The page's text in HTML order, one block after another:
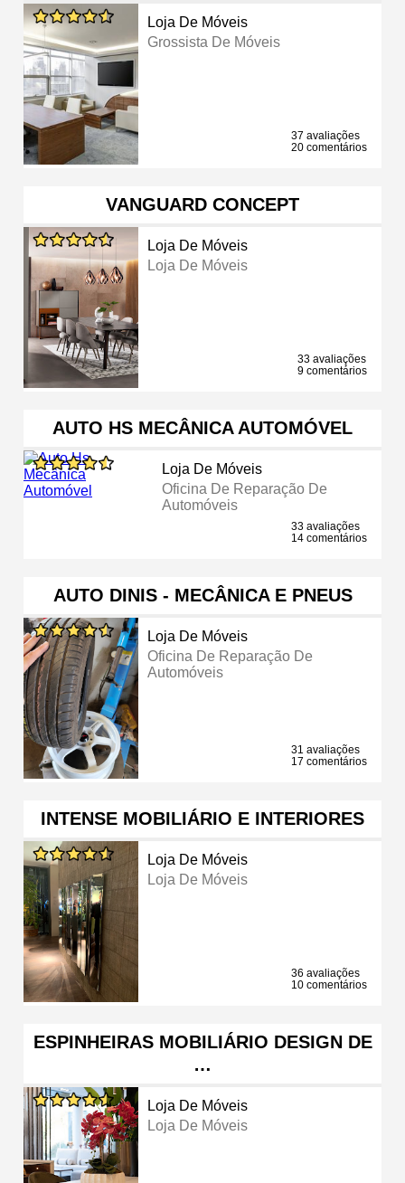
Loja De Móveis
Grossista De Móveis
37 avaliações
20 comentários
VANGUARD CONCEPT
Loja De Móveis
Loja De Móveis
33 avaliações
9 comentários
AUTO HS MECÂNICA AUTOMÓVEL
Loja De Móveis
Oficina De Reparação De
Automóveis
33 avaliações
14 comentários
AUTO DINIS - MECÂNICA E PNEUS
Loja De Móveis
Oficina De Reparação De
Automóveis
31 avaliações
17 comentários
INTENSE MOBILIÁRIO E INTERIORES
Loja De Móveis
Loja De Móveis
36 avaliações
10 comentários
ESPINHEIRAS MOBILIÁRIO DESIGN DE
…
Loja De Móveis
Loja De Móveis